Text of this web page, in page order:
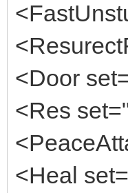
<Door
<Res
<Heal